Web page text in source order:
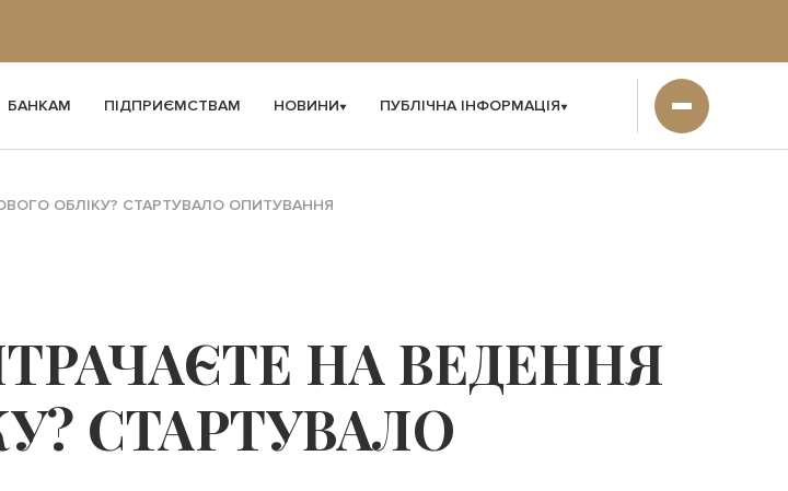
БАНКАМ ПІДПРИЄМСТВАМ НОВИНИ ПУБЛІЧНА ІНФОРМАЦІЯ
ОБЛІКУ? СТАРТУВАЛО ОПИТУВАННЯ
НА ВЕДЕННЯ
СТАРТУВАЛО